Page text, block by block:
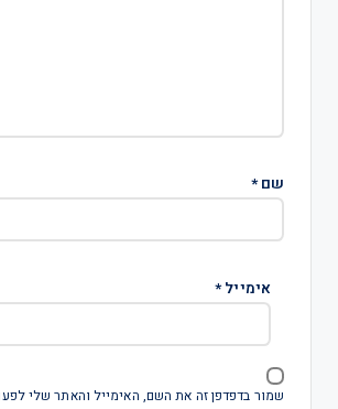
שם*
אימייל*
שמור בדפדפן זה את השם, האימייל והאתר שלי